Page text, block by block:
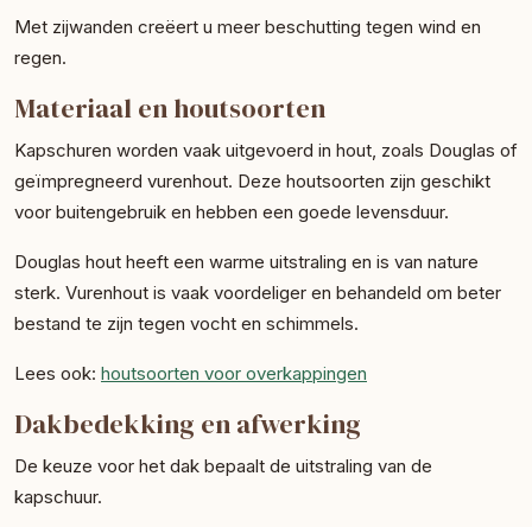
Met zijwanden creëert u meer beschutting tegen wind en
regen.
Materiaal en houtsoorten
Kapschuren worden vaak uitgevoerd in hout, zoals Douglas of
geïmpregneerd vurenhout. Deze houtsoorten zijn geschikt
voor buitengebruik en hebben een goede levensduur.
Douglas hout heeft een warme uitstraling en is van nature
sterk. Vurenhout is vaak voordeliger en behandeld om beter
bestand te zijn tegen vocht en schimmels.
Lees ook: houtsoorten voor overkappingen
Dakbedekking en afwerking
De keuze voor het dak bepaalt de uitstraling van de
kapschuur.